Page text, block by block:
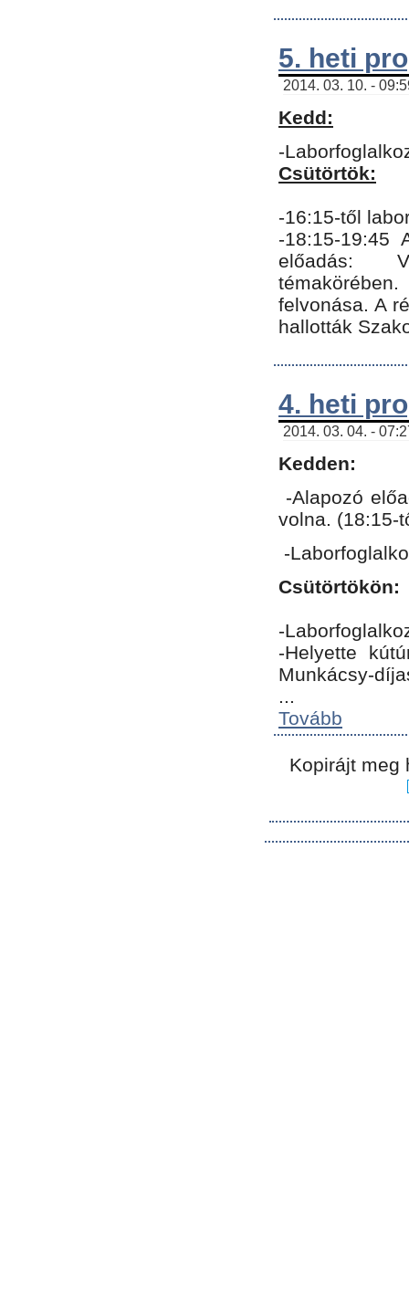
5. heti
2014. 03. 10. -
Kedd:
-
Csütörtök:
-16:15-től
-18:15-19:45
előadás:
felvonása. A
hallották
4. heti
2014. 03. 04. -
Kedden:
-Alapozó
volna. (18:15-
-
Csütörtökön:
-
-Helyette
Munkácsy-
...
Tovább
Kopirájt meg